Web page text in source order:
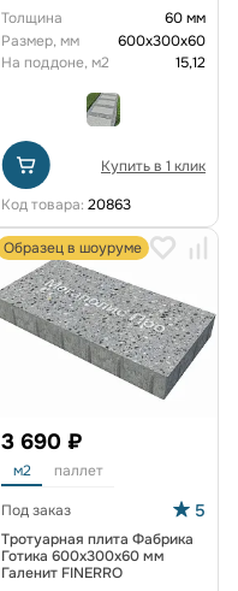
Толщина
60 мм
Размер, мм
600х300х60
На поддоне, м2
15,12
Купить в 1 клик
Код товара: 20863
Образец в шоуруме
3 690 ₽
м2 паллет
Под заказ 5
Тротуарная плита Фабрика
Готика 600х300х60 мм
Галенит FINERRO